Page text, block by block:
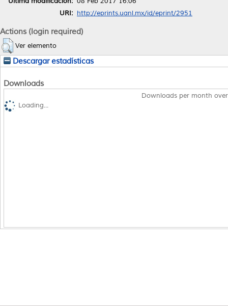
URI: http://eprints.uanl.mx/id/eprint/2951
Actions (login required)
Ver elemento
Descargar estadísticas
Downloads
Downloads per month
Loading...